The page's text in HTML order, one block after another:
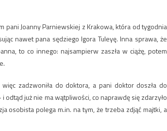
pani Joanny Parniewskiej z Krakowa, która od tygodnia
nawet pana sędziego Igora Tuleyę. Inna sprawa, że
to co innego: najsampierw zaszła w ciążę, potem
zadzwoniła do doktora, a pani doktor doszła do
odtąd już nie ma wątpliwości, co naprawdę się zdarzyło
osobista polega m.in. na tym, że trzeba zdjąć majtki, a